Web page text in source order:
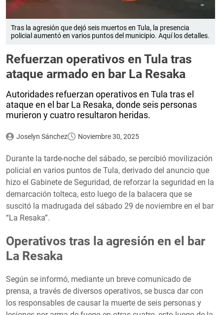
Tras la agresión que dejó seis muertos en Tula, la presencia
policial aumentó en varios puntos del municipio. Aquí los detalles.
Refuerzan operativos en Tula tras
ataque armado en bar La Resaka
Autoridades refuerzan operativos en Tula tras el
ataque en el bar La Resaka, donde seis personas
murieron y cuatro resultaron heridas.
Joselyn Sánchez Noviembre 30, 2025
Durante la tarde-noche del sábado, se percibió movilización
policial en varios puntos de Tula, derivado del anuncio que
hizo el Gabinete de Seguridad, de reforzar la seguridad en la
demarcación tolteca, esto luego de la balacera que se
suscitó la madrugada del sábado 29 de noviembre en el bar
“La Resaka”.
Operativos tras la agresión en el bar
La Resaka
Según se informó, mediante un breve comunicado de
prensa, a través de diversos operativos, se busca dar con
los responsables de causar la muerte de seis personas y